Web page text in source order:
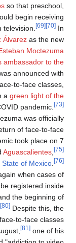
so that preschool,
begin receiving
[69] [70] In
Álvarez as the new
Moctezuma
ambassador to the
announced with
to-face classes,
a green light of the
pandemic. [73]
was officially
of face-to-face
took place on 7
Aguascalientes [75]
State of Mexico [76]
when cases of
registered inside
the beginning of
[80] Despite this, the
to-face classes
[81] one of his